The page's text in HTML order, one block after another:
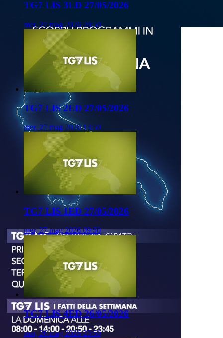
TG7 LIS 3ED 27/05/2026
mer, 27 mag 2026 20:50
TG7 LIS 2ED 27/05/2026
mer, 27 mag 2026 13:50
TG7 LIS 1ED 27/05/2026
mer, 27 mag 2026 09:50
TG7 LIS 4ED 26/05/2026
mar, 26 mag 2026 23:50